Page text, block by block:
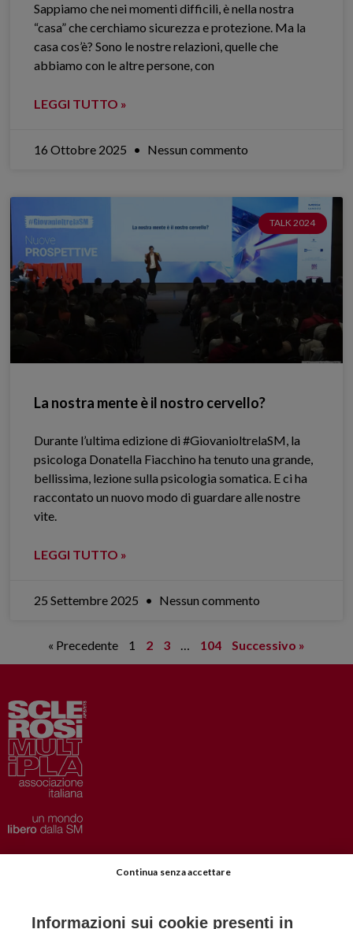
Sappiamo che nei momenti difficili, è nella nostra
“casa” che cerchiamo sicurezza e protezione. Ma la
casa cos’è? Sono le nostre relazioni, quelle che
abbiamo con le altre persone, con
LEGGI TUTTO »
16 Ottobre 2025 Nessun commento
TALK 2024
La nostra mente è il nostro cervello?
Durante l’ultima edizione di #GiovanioltrelaSM, la
psicologa Donatella Fiacchino ha tenuto una grande,
bellissima, lezione sulla psicologia somatica. E ci ha
raccontato un nuovo modo di guardare alle nostre
vite.
LEGGI TUTTO »
25 Settembre 2025 Nessun commento
« Precedente 1 2 3 104 Successivo »
Privacy–Disclaimer
Informazioni sui cookie presenti in
Continua senza accettare